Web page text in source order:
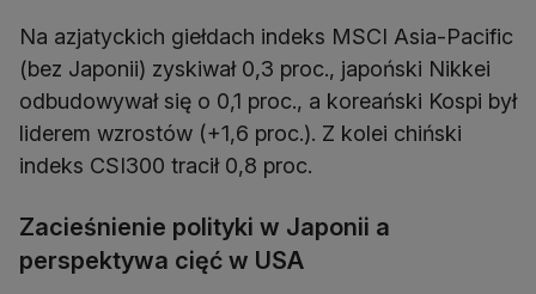
Na azjatyckich giełdach indeks MSCI Asia-Pacific
(bez Japonii) zyskiwał 0,3 proc., japoński Nikkei
odbudowywał się o 0,1 proc., a koreański Kospi był
liderem wzrostów (+1,6 proc.). Z kolei chiński
indeks CSI300 tracił 0,8 proc.
Zacieśnienie polityki w Japonii a
perspektywa cięć w USA